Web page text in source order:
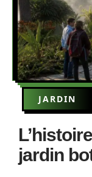
JARDIN
jardin